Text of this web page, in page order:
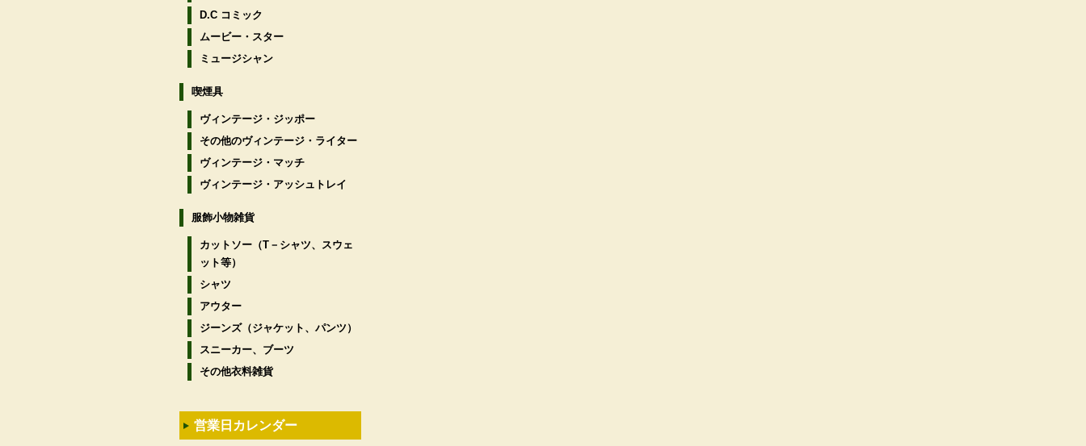
D.C コミック
ムービー・スター
ミュージシャン
喫煙具
ヴィンテージ・ジッポー
その他のヴィンテージ・ライター
ヴィンテージ・マッチ
ヴィンテージ・アッシュトレイ
服飾小物雑貨
カットソー（T－シャツ、スウェ
ット等）
シャツ
アウター
ジーンズ（ジャケット、パンツ）
スニーカー、ブーツ
その他衣料雑貨
営業日カレンダー